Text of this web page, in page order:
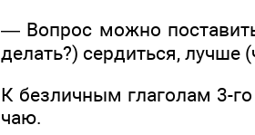
— Вопрос можно
делать?) сердиться, лучше
К безличным глаголам 3-
чаю.